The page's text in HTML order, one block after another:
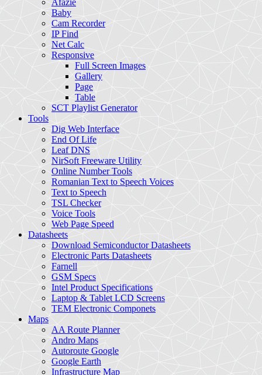
Afazie
Baby
Cam Recorder
IP Find
Net Calc
Responsive
Full Screen Images
Gallery
Page
Table
SCT Playlist Generator
Tools
Dig Web Interface
End Of Life
Leaf DNS
NirSoft Freeware Utility
Online Number Tools
Romanian Text to Speech Voices
Text to Speech
TSL Checker
Voice Tools
Web Page Speed
Datasheets
Download Semiconductor Datasheets
Electronic Parts Datasheets
Farnell
GSM Specs
Intel Product Specifications
Laptop & Tablet LCD Screens
TEM Electronic Componets
Maps
AA Route Planner
Andro Maps
Autoroute Google
Google Earth
Infrastructure Map